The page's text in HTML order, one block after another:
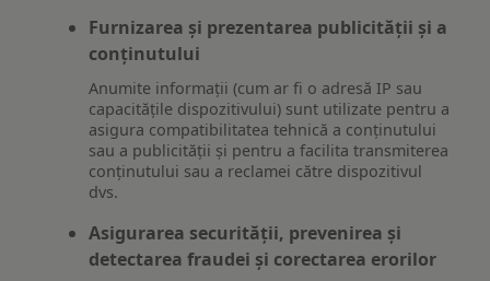
Furnizarea și prezentarea publicității și a
conținutului
Anumite informații (cum ar fi o adresă IP sau
capacitățile dispozitivului) sunt utilizate pentru a
asigura compatibilitatea tehnică a conținutului
sau a publicității și pentru a facilita transmiterea
conținutului sau a reclamei către dispozitivul
dvs.
Asigurarea securității, prevenirea și
detectarea fraudei și corectarea erorilor